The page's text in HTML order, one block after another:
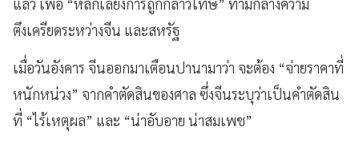
ตึงเครียดระหว่างจีน และสหรัฐ
เมื่อวันอังคาร จีนออกมาเตือนปานามาว่า จะต้อง “จ่ายราคาที่
หนักหน่วง” จากคำตัดสินของศาล ซึ่งจีนระบุว่าเป็นคำตัดสิน
ที่ “ไร้เหตุผล” และ “น่าอับอาย น่าสมเพช”